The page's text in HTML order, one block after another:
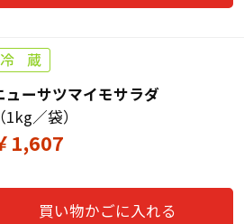
ューサツマイモサラダ
（1kg／袋）
1,607
買い物かごに入れる